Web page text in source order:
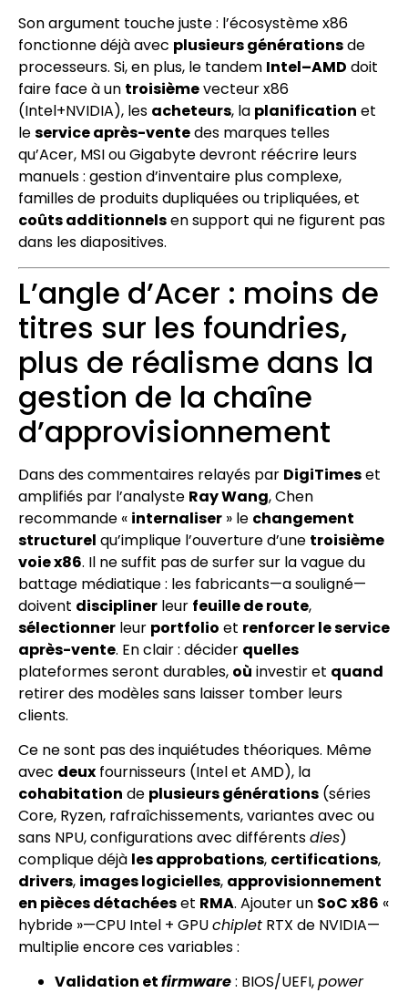
Son argument touche juste : l’écosystème x86
fonctionne déjà avec plusieurs générationsde
processeurs. Si, en plus, le tandem Intel–AMD doit
faire face à un troisièmevecteur x86
(Intel+NVIDIA), les acheteurs, la planification et
leservice après-ventedes marques telles
qu’Acer, MSI ou Gigabyte devront réécrire leurs
manuels : gestion d’inventaire plus complexe,
familles de produits dupliquées ou tripliquées, et
coûts additionnelsen support qui ne figurent pas
dans les diapositives.
L’angle d’Acer : moins de
titres sur les foundries,
plus de réalisme dans la
gestion de la chaîne
d’approvisionnement
Dans des commentaires relayés par DigiTimeset
amplifiés par l’analyste Ray Wang, Chen
recommande « internaliser » le changement
structurel qu’implique l’ouverture d’une troisième
voie x86. Il ne suffit pas de surfer sur la vague du
battage médiatique : les fabricants—a souligné—
doivent discipliner leur feuille de route,
sélectionner leur portfolio et renforcer le service
après-vente. En clair : décider quelles
plateformes seront durables, où investir et quand
retirer des modèles sans laisser tomber leurs
clients.
Ce ne sont pas des inquiétudes théoriques. Même
avec deux fournisseurs (Intel et AMD), la
cohabitation de plusieurs générations (séries
Core, Ryzen, rafraîchissements, variantes avec ou
sans NPU, configurations avec différentsdies)
complique déjà les approbations, certifications,
drivers, images logicielles, approvisionnement
en pièces détachéeset RMA. Ajouter un SoC x86 «
hybride »—CPU Intel + GPUchiplet RTX de NVIDIA—
multipli­e encore ces variables :
Validation etfirmware: BIOS/UEFI,power